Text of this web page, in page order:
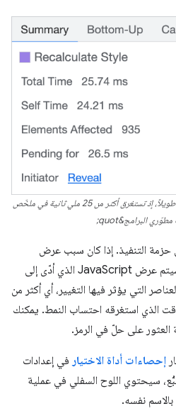
إعادة احتساب الأنماط التي تستغرق وقتًا طويلاً، إذ تستغرق أكثر من 25 ملي ثانية في ملخّص
التنفيذ. إذا كان سبب عرض
الصفحة هو تفاعل المستخدم، سيتم عرض JavaScript الذي أدّى إلى
التي يؤثر فيها التغيير، أي أكثر من
الذي استغرقه احتساب النمط. يمكنك
العثور على حلّ في الرمز.
إحصاءات أداة الاختيار في إعدادات
سيحتوي اللوح السفلي في عملية
نفسه.